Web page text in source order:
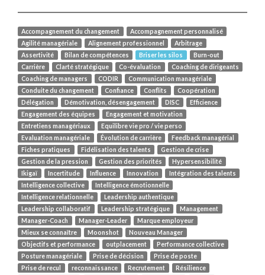
Accompagnement du changement
Accompagnement personnalisé
Agilité managériale
Alignement professionnel
Arbitrage
Assertivité
Bilan de compétences Briser les silos
Burn-out
Carrière
Clarté stratégique Co-évaluation
Coaching de dirigeants
Coaching de managers
CODIR
Communication managériale
Conduite du changement
Confiance Conflits
Coopération
Délégation
Démotivation, désengagement DISC
Efficience
Engagement des équipes
Engagement et motivation
Entretiens managériaux
Equilibre vie pro / vie perso
Evaluation managériale
Évolution de carrière
Feedback managérial
Fiches pratiques
Fidélisation des talents
Gestion de crise
Gestion de la pression
Gestion des priorités
Hypersensibilité
Ikigaï
Incertitude Influence Innovation
Intégration des talents
Intelligence collective
Intelligence émotionnelle
Intelligence relationnelle
Leadership authentique
Leadership collaboratif
Leadership stratégique
Management
Manager-Coach
Manager-Leader
Marque employeur
Mieux se connaître
Moonshot
Nouveau Manager
Objectifs et performance
outplacement
Performance collective
Posture managériale
Prise de décision
Prise de poste
Prise de recul
reconnaissance Recrutement
Résilience